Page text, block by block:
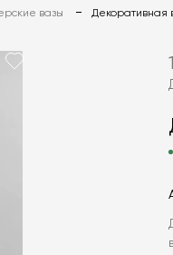
вазы Декоративная